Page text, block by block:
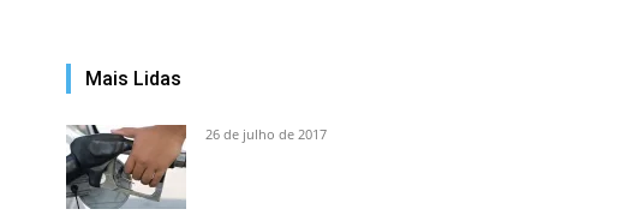
Mais Lidas
26 de julho de 2017